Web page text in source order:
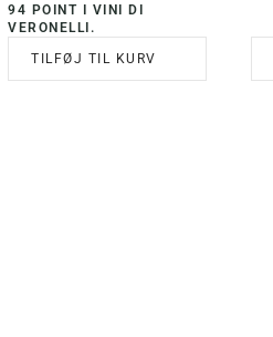
94 POINT I VINI DI
VERONELLI.
TILFØJ TIL KURV